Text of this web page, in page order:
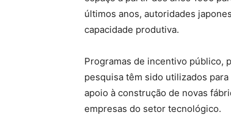
últimos anos, autoridades
capacidade produtiva.
Programas de incentivo público,
pesquisa têm sido utilizados
apoio à construção de novas
empresas do setor tecnológico.